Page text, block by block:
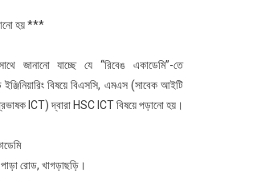
হয় ***
জানানো যাচ্ছে যে ‘‘রিবেঙ একাডেমি”-তে
ইঞ্জিনিয়ারিং বিষয়ে বিএসসি, এমএস (সাবেক আইটি
ICT) দ্বারা HSC ICT বিষয়ে পড়ানো হয়।
রোড, খাগড়াছড়ি।